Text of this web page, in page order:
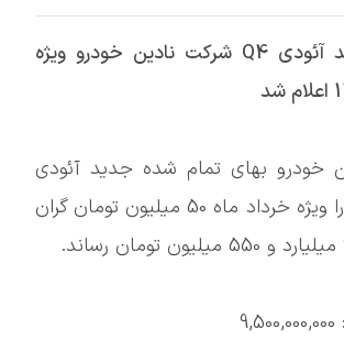
قیمت جدید آئودی Q4 شرکت نادین خودرو ویژه
خودرو بهای تمام شده جدید آئودی
Q4 ایترون 40 را ویژه خرداد ماه 50 میلیون تومان گران